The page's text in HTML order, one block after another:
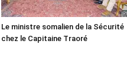
Le ministre somalien de la Sécurité
chez le Capitaine Traoré